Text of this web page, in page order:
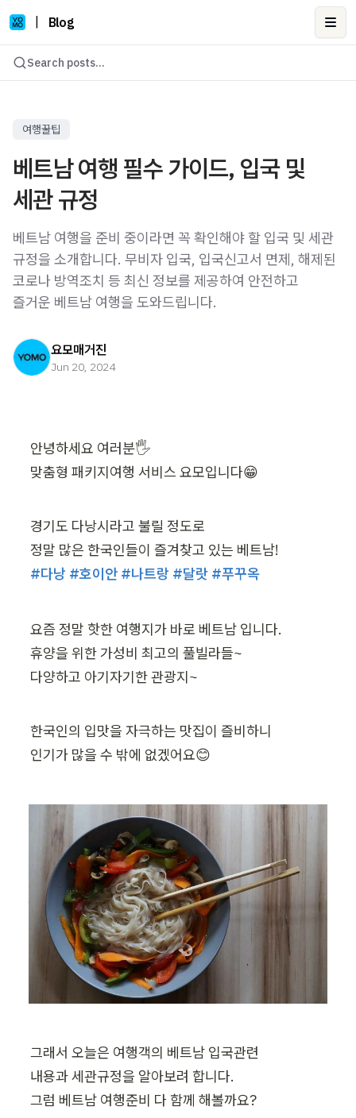
Blog
Search posts...
여행꿀팁
베트남 여행 필수 가이드, 입국 및
세관 규정
베트남 여행을 준비 중이라면 꼭 확인해야 할 입국 및 세관
규정을 소개합니다. 무비자 입국, 입국신고서 면제, 해제된
코로나 방역조치 등 최신 정보를 제공하여 안전하고
즐거운 베트남 여행을 도와드립니다.
요모매거진
Jun 20, 2024
안녕하세요 여러분🖐️
맞춤형 패키지여행 서비스 요모입니다😁
경기도 다낭시라고 불릴 정도로
#다낭 #호이안 #나트랑 #달랏 #푸꾸옥
요즘 정말 핫한 여행지가 바로 베트남 입니다.
휴양을 위한 가성비 최고의 풀빌라들~
다양하고 아기자기한 관광지~
한국인의 입맛을 자극하는 맛집이 즐비하니
인기가 많을 수 밖에 없겠어요😊
그래서 오늘은 여행객의 베트남 입국관련
내용과 세관규정을 알아보려 합니다.
그럼 베트남 여행준비 다 함께 해볼까요?